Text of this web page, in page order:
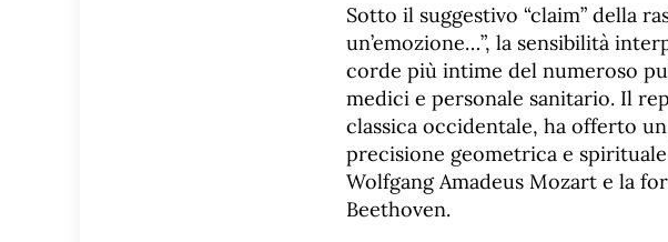
Sotto il suggestivo “claim” della
un’emozione…”, la sensibilità
corde più intime del numeroso
medici e personale sanitario. Il
classica occidentale, ha offerto
precisione geometrica e spirituale
Wolfgang Amadeus Mozart e la
Beethoven.